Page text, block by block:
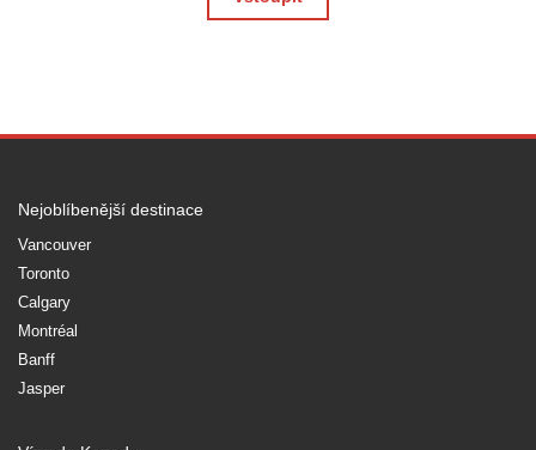
Nejoblíbenější destinace
Vancouver
Toronto
Calgary
Montréal
Banff
Jasper